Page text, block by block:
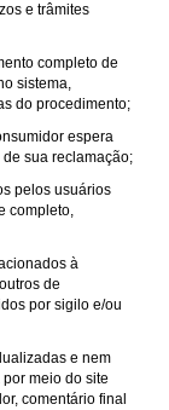
e trâmites
completo de
sistema,
do procedimento;
espera
sua reclamação;
pelos usuários
completo,
à
de
por sigilo e/ou
e nem
meio do site
comentário final